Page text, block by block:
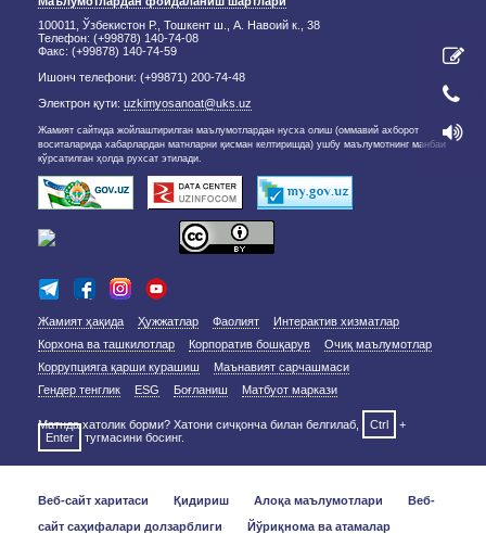
100011, Ўзбекистон Р., Тошкент ш., А. Навоий к., 38
Телефон: (+99878) 140-74-08
Факс: (+99878) 140-74-59
Ишонч телефони: (+99871) 200-74-48
Электрон қути: uzkimyosanoat@uks.uz
Жамият сайтида жойлаштирилган маълумотлардан нусха олиш (оммавий ахборот
воситаларида хабарлардан матнларни қисман келтиришда) ушбу маълумотнинг манбаи
кўрсатилган ҳолда рухсат этилади.
Жамият ҳақида Ҳужжатлар Фаолият
Интерактив хизматлар
Корхона ва ташкилотлар
Корпоратив бошқарув
Очиқ маълумотлар
Коррупцияга қарши курашиш
Маънавият сарчашмаси
Гендер тенглик
ESG Боғланиш Матбуот маркази
Матнда хатолик борми? Хатони сичқонча билан белгилаб, Ctrl
+
Enter
тугмасини босинг.
Веб-сайт харитаси Қидириш Алоқа маълумотлари
Веб-
сайт саҳифалари долзарблиги
Йўриқнома ва атамалар